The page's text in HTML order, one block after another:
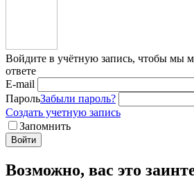
Войдите в учётную запись, чтобы мы
ответе
E-mail
ПарольЗабыли пароль?
Создать учетную запись
Запомнить
Войти
Возможно, вас это